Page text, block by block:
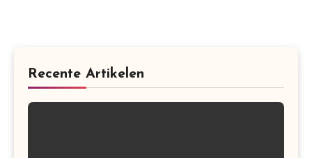
Recente Artikelen